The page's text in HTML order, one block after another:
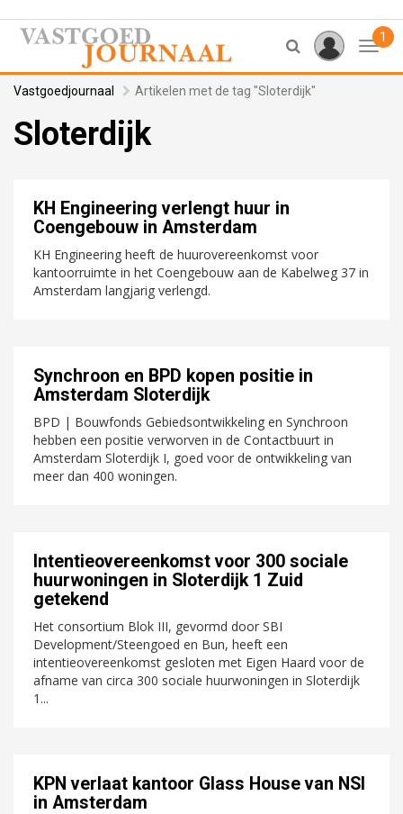
1
Vastgoedjournaal Artikelen met de tag "Sloterdijk"
Sloterdijk
KH Engineering verlengt huur in
Coengebouw in Amsterdam
KH Engineering heeft de huurovereenkomst voor
kantoorruimte in het Coengebouw aan de Kabelweg 37 in
Amsterdam langjarig verlengd.
Synchroon en BPD kopen positie in
Amsterdam Sloterdijk
BPD | Bouwfonds Gebiedsontwikkeling en Synchroon
hebben een positie verworven in de Contactbuurt in
Amsterdam Sloterdijk I, goed voor de ontwikkeling van
meer dan 400 woningen.
Intentieovereenkomst voor 300 sociale
huurwoningen in Sloterdijk 1 Zuid
getekend
Het consortium Blok III, gevormd door SBI
Development/Steengoed en Bun, heeft een
intentieovereenkomst gesloten met Eigen Haard voor de
afname van circa 300 sociale huurwoningen in Sloterdijk
1...
KPN verlaat kantoor Glass House van NSI
in Amsterdam